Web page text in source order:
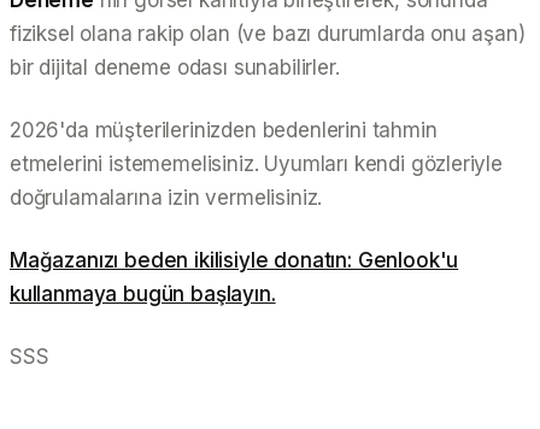
fiziksel olana rakip olan (ve bazı durumlarda onu aşan)
bir dijital deneme odası sunabilirler.
2026'da müşterilerinizden bedenlerini tahmin
etmelerini istememelisiniz. Uyumları kendi gözleriyle
doğrulamalarına izin vermelisiniz.
Mağazanızı beden ikilisiyle donatın: Genlook'u
kullanmaya bugün başlayın.
SSS